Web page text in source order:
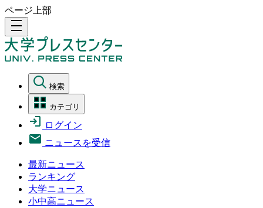
ページ上部
density_medium
検索
カテゴリ
ログイン
ニュースを受信
最新ニュース
ランキング
大学ニュース
小中高ニュース